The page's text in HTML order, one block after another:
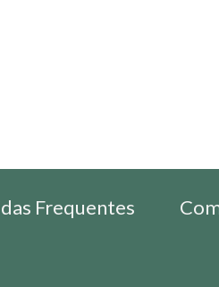
Frequentes